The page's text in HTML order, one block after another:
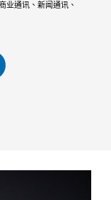
业通讯、新闻通讯、